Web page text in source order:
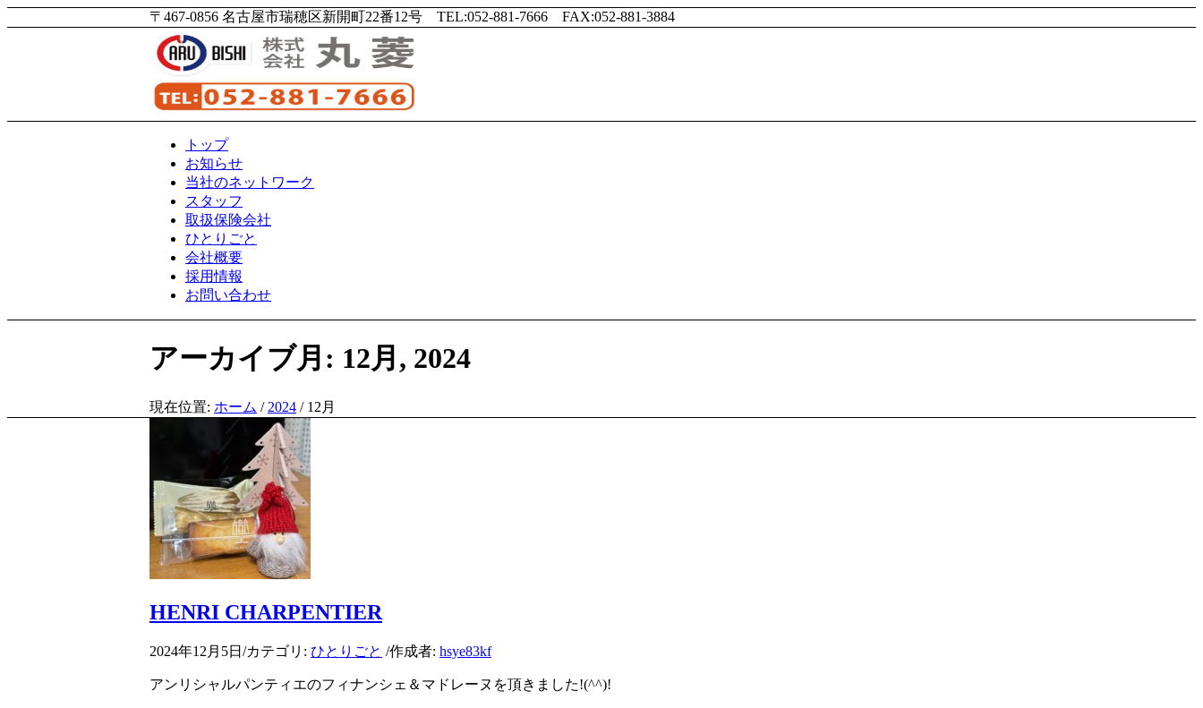
〒467-0856 名古屋市瑞穂区新開町22番12号 TEL:052-881-7666 FAX:052-881-3884
トップ
お知らせ
当社のネットワーク
スタッフ
取扱保険会社
ひとりごと
会社概要
採用情報
お問い合わせ
アーカイブ月: 12月, 2024
現在位置: ホーム / 2024 / 12月
HENRI CHARPENTIER
2024年12月5日 /カテゴリ: ひとりごと /作成者: hsye83kf
アンリシャルパンティエのフィナンシェ＆マドレーヌを頂きました!(^^)!